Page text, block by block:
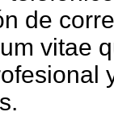
de
vitae